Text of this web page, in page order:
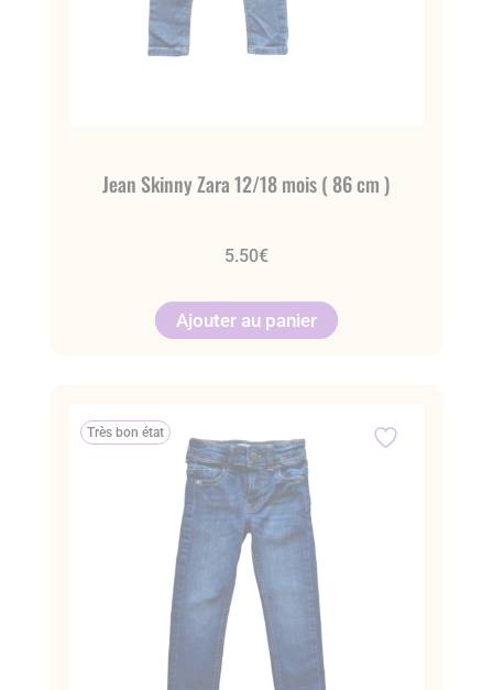
Jean Skinny Zara 12/18 mois ( 86 cm )
5.50€
Ajouter au panier
Très bon état